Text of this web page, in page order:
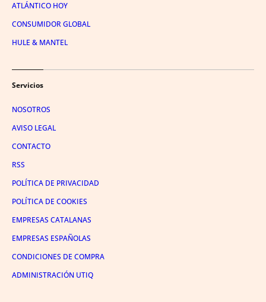
ATLÁNTICO HOY
CONSUMIDOR GLOBAL
HULE & MANTEL
Servicios
NOSOTROS
AVISO LEGAL
CONTACTO
RSS
POLÍTICA DE PRIVACIDAD
POLÍTICA DE COOKIES
EMPRESAS CATALANAS
EMPRESAS ESPAÑOLAS
CONDICIONES DE COMPRA
ADMINISTRACIÓN UTIQ